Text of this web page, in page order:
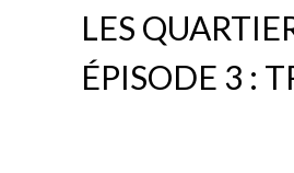
LES
ÉPISODE 3 :